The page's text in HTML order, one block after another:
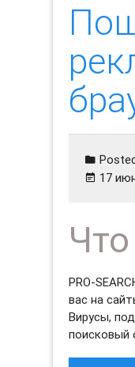
17
PRO-
вас на
Вирусы,
поисковый